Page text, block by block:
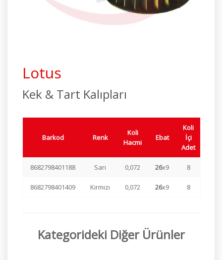
Endüstriyel Seri
Lotus
Kek & Tart Kalıpları
Barkod Renk
Koli
Hacmi
Ebat
Koli
İçi
Adet
8682798401188 Sarı 0,072 26x9 8
8682798401409 Kırmızı 0,072 26x9 8
Kategorideki Diğer Ürünler